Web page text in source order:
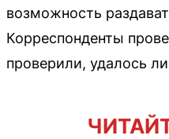
возможность
Корреспонденты
проверили, удалось